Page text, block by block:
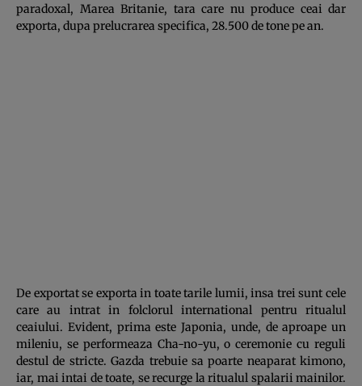
paradoxal, Marea Britanie, tara care nu produce ceai dar
exporta, dupa prelucrarea specifica, 28.500 de tone pe an.
De exportat se exporta in toate tarile lumii, insa trei sunt cele
care au intrat in folclorul international pentru ritualul
ceaiului. Evident, prima este Japonia, unde, de aproape un
mileniu, se performeaza Cha-no-yu, o ceremonie cu reguli
destul de stricte. Gazda trebuie sa poarte neaparat kimono,
iar, mai intai de toate, se recurge la ritualul spalarii mainilor.